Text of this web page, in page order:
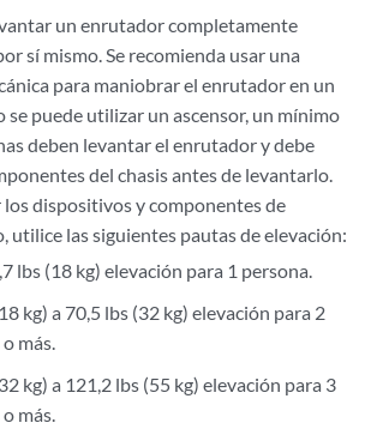
un enrutador completamente
sí mismo. Se recomienda usar una
para maniobrar el enrutador en un
se puede utilizar un ascensor, un mínimo
deben levantar el enrutador y debe
del chasis antes de levantarlo.
los dispositivos y componentes de
utilice las siguientes pautas de elevación:
lbs (18 kg) elevación para 1 persona.
kg) a 70,5 lbs (32 kg) elevación para 2
más.
kg) a 121,2 lbs (55 kg) elevación para 3
más.